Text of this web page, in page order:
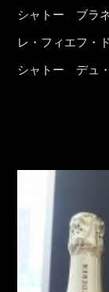
シャトー ブラ
レ・フィエフ
シャトー デュ